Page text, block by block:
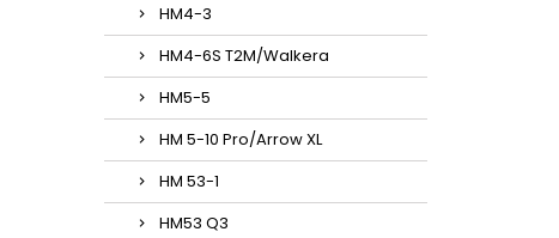
HM4-3
HM4-6S T2M/Walkera
HM5-5
HM 5-10 Pro/Arrow XL
HM 53-1
HM53 Q3